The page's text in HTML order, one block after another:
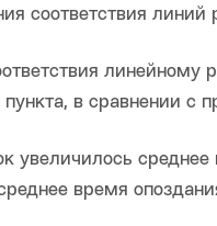
соответствия линий
в сравнении с
увеличилось
время